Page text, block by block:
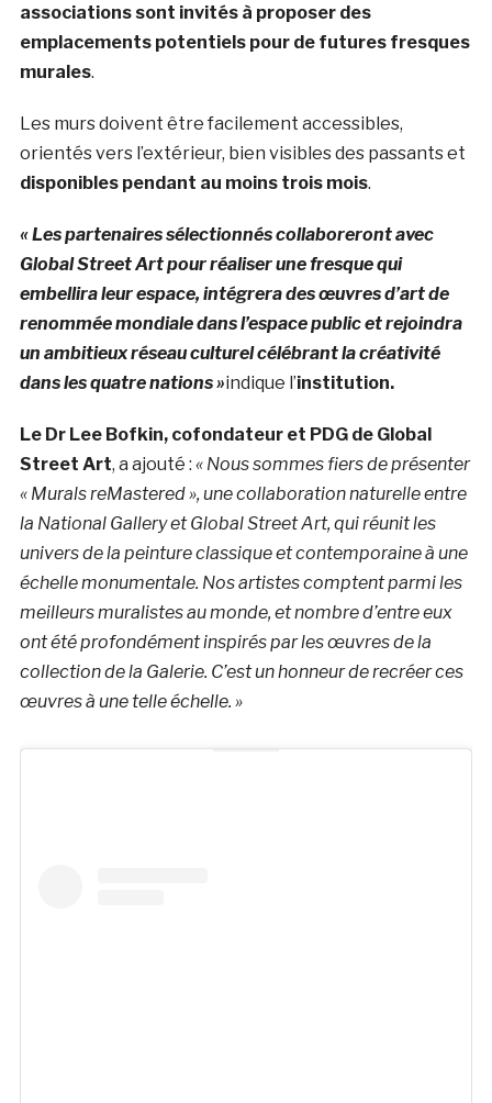
associations sont invités à proposer des
emplacements potentiels pour de futures fresques
murales.
Les murs doivent être facilement accessibles,
orientés vers l’extérieur, bien visibles des passants et
disponibles pendant au moins trois mois.
« Les partenaires sélectionnés collaboreront avec
Global Street Art pour réaliser une fresque qui
embellira leur espace, intégrera des œuvres d’art de
renommée mondiale dans l’espace public et rejoindra
un ambitieux réseau culturel célébrant la créativité
dans les quatre nations »indique l’institution.
Le Dr Lee Bofkin, cofondateur et PDG de Global
Street Art, a ajouté : « Nous sommes fiers de présenter
« Murals reMastered », une collaboration naturelle entre
la National Gallery et Global Street Art, qui réunit les
univers de la peinture classique et contemporaine à une
échelle monumentale. Nos artistes comptent parmi les
meilleurs muralistes au monde, et nombre d’entre eux
ont été profondément inspirés par les œuvres de la
collection de la Galerie. C’est un honneur de recréer ces
œuvres à une telle échelle. »